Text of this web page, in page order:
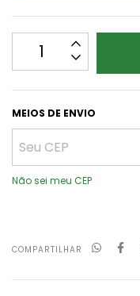
MEIOS DE ENVIO
Não sei meu CEP
COMPARTILHAR